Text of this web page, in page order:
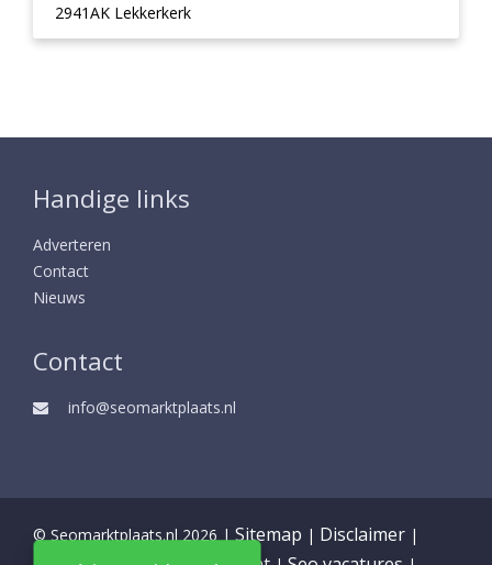
2941AK Lekkerkerk
Handige links
Adverteren
Contact
Nieuws
Contact
info@seomarktplaats.nl
© Seomarktplaats.nl 2026 |Sitemap | Disclaimer |